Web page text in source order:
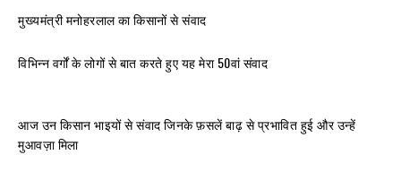
मुख्यमंत्री मनोहरलाल का किसानों से संवाद
विभिन्न वर्गों के लोगों से बात करते हुए यह मेरा 50वां संवाद
आज उन किसान भाइयों से संवाद जिनके फ़सलें बाढ़ से प्रभावित हुई और उन्हें
मुआवज़ा मिला